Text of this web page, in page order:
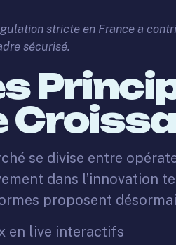
stricte en France a
sécurisé.
se divise entre
dans l’innovation
proposent
en live interactifs